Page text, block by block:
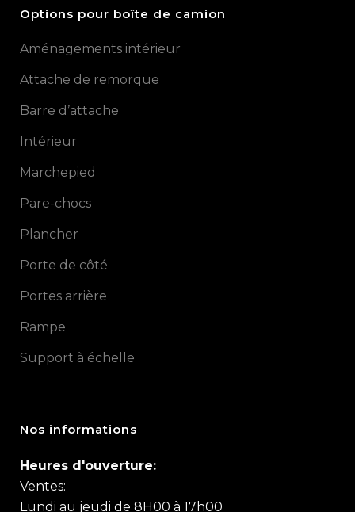
Options pour boîte de camion
Aménagements intérieur
Attache de remorque
Barre d’attache
Intérieur
Marchepied
Pare-chocs
Plancher
Porte de côté
Portes arrière
Rampe
Support à échelle
Nos informations
Heures d'ouverture:
Ventes:
Lundi au jeudi de 8H00 à 17h00